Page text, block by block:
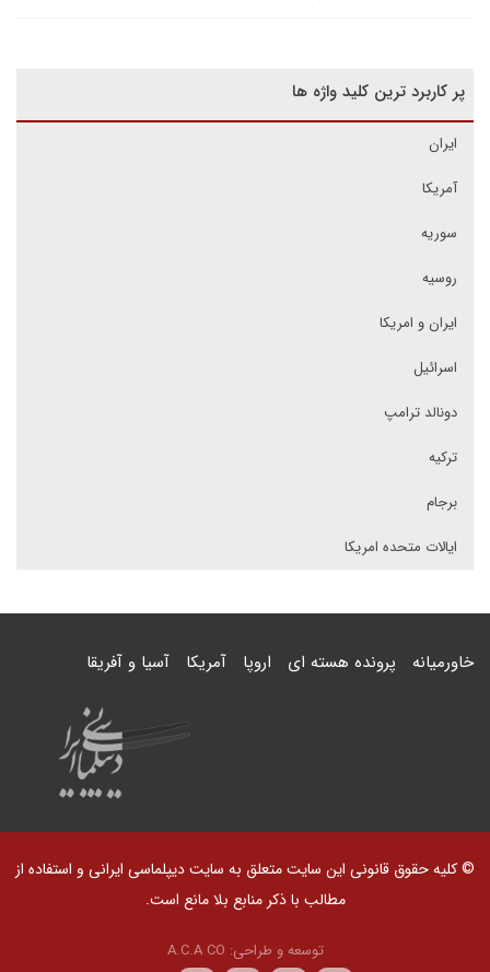
پر کاربرد ترین کلید واژه ها
ایران
آمریکا
سوریه
روسیه
ایران و امریکا
اسرائیل
دونالد ترامپ
ترکیه
برجام
ایالات متحده امریکا
خاورمیانه پرونده هسته ای اروپا آمریکا آسیا و آفریقا
© کلیه حقوق قانونی این سایت متعلق به سایت دیپلماسی ایرانی و استفاده از
مطالب با ذکر منابع بلا مانع است.
توسعه و طراحی: A.C.A CO